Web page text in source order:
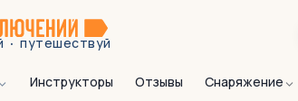
· путешествуй
Инструкторы Отзывы Снаряжение